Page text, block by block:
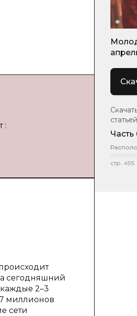
:
сегодняшний
2–3
миллионов
сети
статьей
Часть
стр. 495